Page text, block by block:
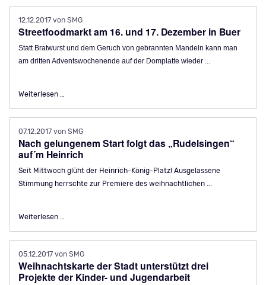
12.12.2017von SMG
Streetfoodmarkt am 16. und 17. Dezember in Buer
Statt Bratwurst und dem Geruch von gebrannten Mandeln kann man
am dritten Adventswochenende auf der Domplatte wieder ...
Weiterlesen …
07.12.2017von SMG
Nach gelungenem Start folgt das „Rudelsingen“
auf´m Heinrich
Seit Mittwoch glüht der Heinrich-König-Platz! Ausgelassene
Stimmung herrschte zur Premiere des weihnachtlichen ...
Weiterlesen …
05.12.2017von SMG
Weihnachtskarte der Stadt unterstützt drei
Projekte der Kinder- und Jugendarbeit